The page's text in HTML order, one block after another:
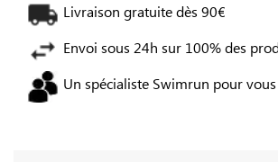
Livraison gratuite dès 90€
Envoi sous 24h sur 100% des
Un spécialiste Swimrun pour